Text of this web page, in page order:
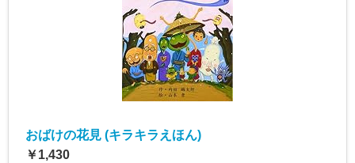
おばけの花見 (キラキラえほん)
￥1,430